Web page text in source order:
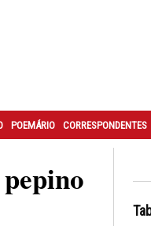
POEMÁRIO CORRESPONDENTES